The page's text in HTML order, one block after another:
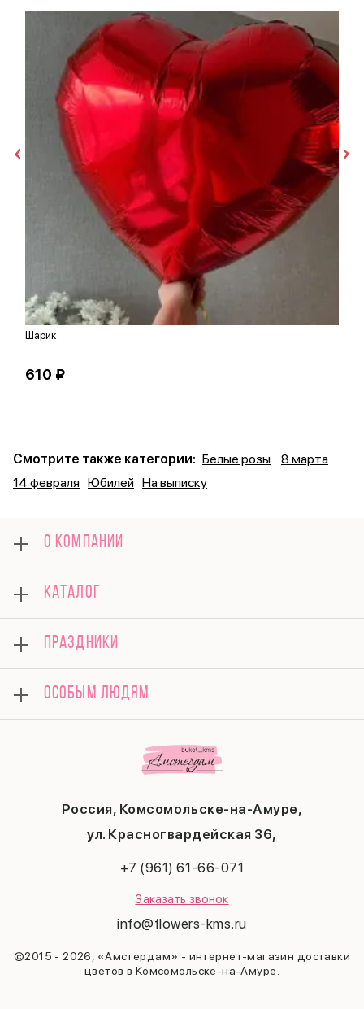
Шарик
610 ₽
Смотрите также категории: Белые розы
8 марта
14 февраля Юбилей На выписку
Россия, Комсомольске-на-Амуре,
ул. Красногвардейская 36,
+7 (961) 61-66-071
Заказать звонок
info@flowers-kms.ru
©2015 - 2026, «Амстердам» - интернет-магазин доставки
цветов в Комсомольске-на-Амуре.
О КОМПАНИИ
Оплата
Отзывы
Гарантии
Доставка
Вопросы и ответы
Контакты
Соглашение на получение рекламы
КАТАЛОГ
Букеты
Композиции
Подарки
Поводы
Комбо-предложения
ПРАЗДНИКИ
14 февраля
День матери
23 февраля
Последний звонок
ОСОБЫМ ЛЮДЯМ